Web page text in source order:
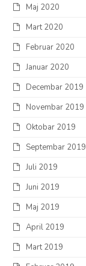
Maj 2020
Mart 2020
Februar 2020
Januar 2020
Decembar 2019
Novembar 2019
Oktobar 2019
Septembar 2019
Juli 2019
Juni 2019
Maj 2019
April 2019
Mart 2019